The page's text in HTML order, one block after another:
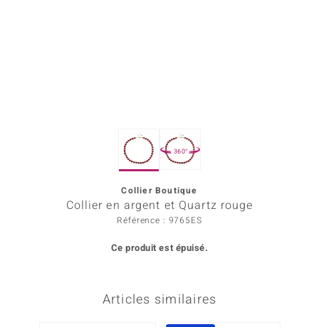
360°
Collier Boutique
Collier en argent et Quartz rouge
Référence : 9765ES
Ce produit est épuisé.
Articles similaires